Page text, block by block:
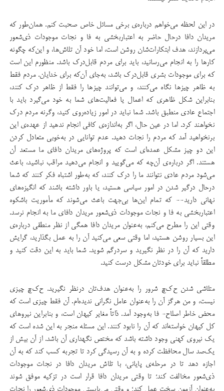
در این لحظه می‌خواهم درباره‌ی برخی مسائل خاص صحبت کنم. همان‌طور که
مریدان دافا درحال حاضر به اعتباربخشی به فا و نجات موجودات ذی‌شعور
می‌پردازند، هدف ابتکارات‌شان روشن است، اما خود آن تلاش‌ها، و این‌که چگونه
کارها را به انجام می‌رسانید،‌ باید برای مردم قابل‌درک باشد. منظورم این است
که برای موجودات بشری قابل‌درک باشد، به‌جای آن‌که برای خدایان. مردم فقط
به ظاهر چیزها نگاه می‌کنند، و می‌توانند چیزها را فقط از ظاهر درک کنند،
بنابراین شکل ظاهری‌ که اعمال یا فعالیت‌های شما به خود می‌گیرد باید با
اجتماع عادی منطبق باشد. شما نباید در امور زیاده‌روی کنید، وگرنه مردم درک
نخواهند کرد. اما در عین حال، اگر به‌اندازه‌ی کافی انجام ندهید از عهده‌ی این
برنخواهید آمد که مردم را نجات دهید. عدم توانایی در به‌خوبی متعادل کردن
این دو چیز مشکل عمده‌ای است که پروژه‌های مریدان دافای ما مستعد آن
هستند. اگر درباره‌ی آن‌چه که می‌گویید و انجام می‌دهید مراقب نباشید، باعث
می‌شود مردم عادی نتوانند ما را درک کنند، که به‌طور اشتباه فکر کنند که شما
درحال درگیر شدن در امور سیاسی هستید،‌ یا باور داشته باشند که انگیزه‌های
نهانی دارید-- که تمام این‌ها بی‌جهت باعث می‌شوند که مأموریت باشکوه
اعتباربخشی به فا و نجات موجودات ذی‌شعور مریدان دافای ما به انجام نرسد.
وقتی این را مطرح می‌کنم، به‌عنوان مریدان دافا همگی از نظر منطقی درباره‌ی
این بسیار روشن هستید، اما وقتی سعی می‌کنید آن را به عمل بگذارید، گرایش
دارید که آن را در نظر نگیرید و سردرگم شوید. شما باید به این دقت کنید و
مطلقاً نباید برای خودتان مشکل درست کنید.
متلاشی شدن ح‌ک‌چ شرور را به‌عنوان هدف‌تان درنظر نگیرید. ح‌ک‌چ چیزی
نیست، و من هرگز آن‌ را به‌عنوان عامل نگرانی ندیده‌ام. آن فقط چیزی است که
محض خاطر اصلاح- فا به‌وجود آمد. ذاتاً مغایر کیهان است، و بنابراین نیروهای
کل کیهان خواسته‌اند که آن را نابود کنند. این مسئله منجر به این شده است که
یک نیروی کهنی وجود داشته باشد که مختص نگهداری آن باشد. از آن بیش از
یک‌صد سال محافظت کرده و به آن رسیدگی کرد تا تجربه کسب کند که به آن
اجازه دهد تا در مرحله‌ی پایانی، با تلاش مریدان دافا در نجات موجودات
ذی‌شعور مخالفت کند؛ تا وقتی مریدان دافا قرار است در تزکیه موفق شوند